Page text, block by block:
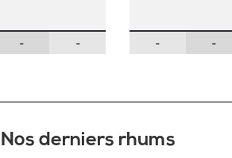
- - - -
Nos derniers rhums